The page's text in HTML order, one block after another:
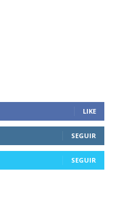
LIKE
SEGUIR
SEGUIR